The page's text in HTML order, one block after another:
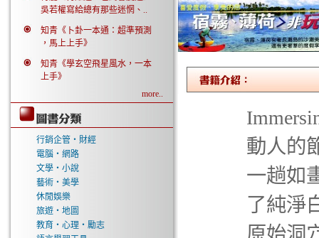
吳若權寫給總有那些迷惘、..
知青《卜卦一本通：超準預測
，馬上上手》
知青《學玄空飛星風水，一本
上手》
more..
行銷企管‧財經
電腦‧網路
文學‧小說
藝術‧美學
休閒娛樂
旅遊‧地圖
教育‧心理‧勵志
動人的
一趟如
了純淨